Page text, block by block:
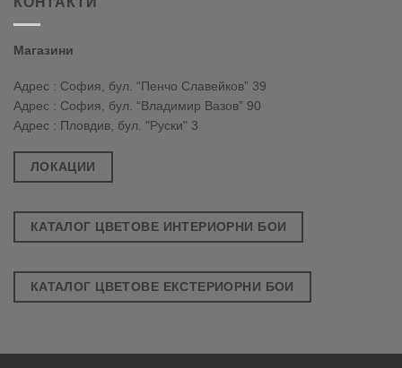
Магазини
Адрес : София, бул. “Пенчо Славейков” 39
Адрес : София, бул. “Владимир Вазов” 90
Адрес : Пловдив, бул. "Руски" 3
ЛОКАЦИИ
КАТАЛОГ ЦВЕТОВЕ ИНТЕРИОРНИ БОИ
КАТАЛОГ ЦВЕТОВЕ ЕКСТЕРИОРНИ БОИ